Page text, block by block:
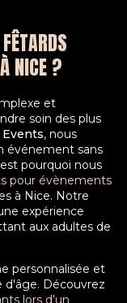
NICE ?
et
soin des plus
, nous
événement sans
pourquoi nous
pour évènements
à Nice. Notre
expérience
aux adultes de
personnalisée et
d'âge. Découvrez
lors d’un